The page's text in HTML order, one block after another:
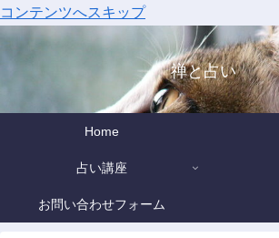
コンテンツへスキップ
禅と占い
Home
占い講座
お問い合わせフォーム